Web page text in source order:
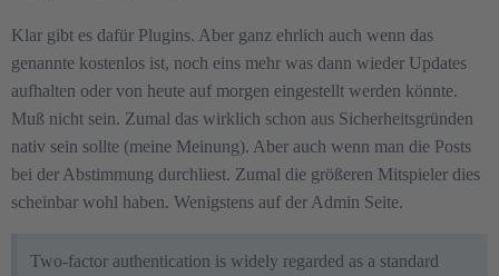
Klar gibt es dafür Plugins. Aber ganz ehrlich auch wenn das
genannte kostenlos ist, noch eins mehr was dann wieder Updates
aufhalten oder von heute auf morgen eingestellt werden könnte.
Muß nicht sein. Zumal das wirklich schon aus Sicherheitsgründen
nativ sein sollte (meine Meinung). Aber auch wenn man die Posts
bei der Abstimmung durchliest. Zumal die größeren Mitspieler dies
scheinbar wohl haben. Wenigstens auf der Admin Seite.
Two-factor authentication is widely regarded as a standard